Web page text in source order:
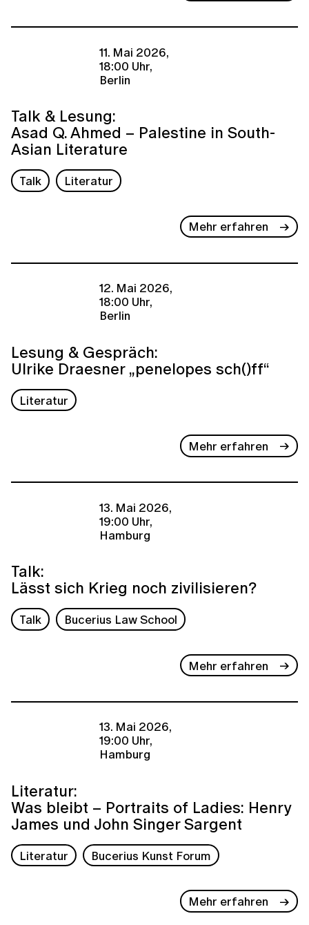
11. Mai 2026,
18:00 Uhr,
Berlin
Talk & Lesung:
Asad Q. Ahmed – Palestine in South-
Asian Literature
Talk Literatur
Mehr erfahren
12. Mai 2026,
18:00 Uhr,
Berlin
Lesung & Gespräch:
Ulrike Draesner „penelopes sch()ff“
Literatur
Mehr erfahren
13. Mai 2026,
19:00 Uhr,
Hamburg
Talk:
Lässt sich Krieg noch zivilisieren?
Talk Bucerius Law School
Mehr erfahren
13. Mai 2026,
19:00 Uhr,
Hamburg
Literatur:
Was bleibt – Portraits of Ladies: Henry
James und John Singer Sargent
Literatur Bucerius Kunst Forum
Mehr erfahren